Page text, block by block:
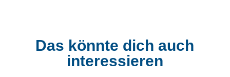
Das könnte dich auch
interessieren